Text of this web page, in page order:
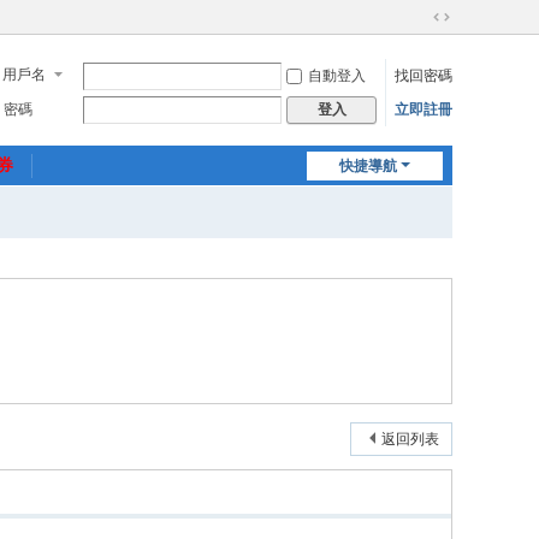
切
到
寬
用戶名 自動登入
找回密碼
密碼
登入 立即註冊
快捷導航
返回列表